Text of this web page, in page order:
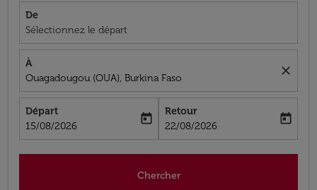
De
Sélectionnez le départ
À
Ouagadougou (OUA), Burkina Faso
close
Départ
fc-booking-departure-date-aria-label
15/08/2026
today
Retour
fc-booking-return-date-aria-label
22/08/2026
today
Chercher